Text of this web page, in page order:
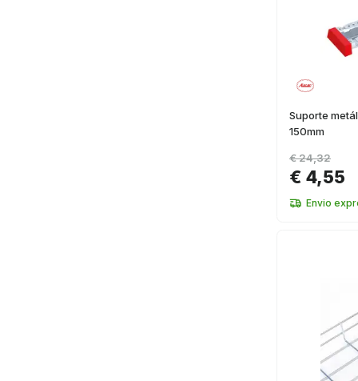
Suporte
150mm
€ 4,55
€ 24,32
Envio